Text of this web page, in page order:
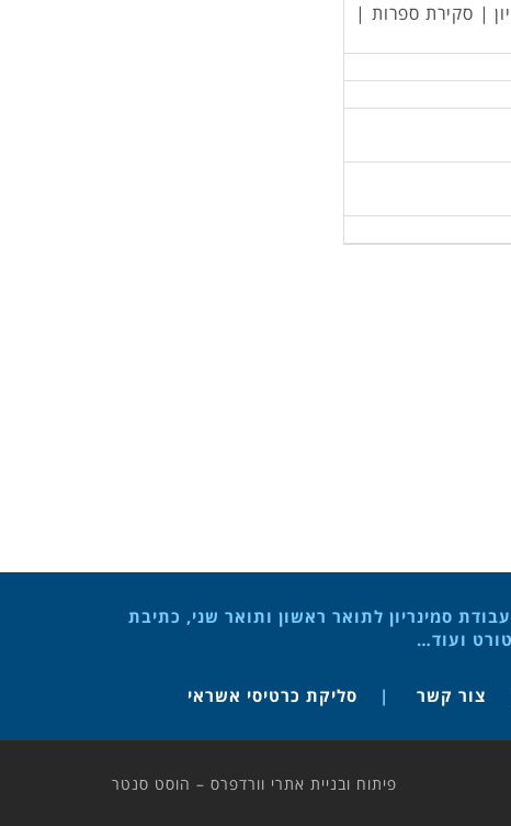
| סקירת ספרות |
סמינריון לתואר ראשון ותואר שני, כתיבת
ועוד…
צור קשר סליקת כרטיסי אשראי
פיתוח ובניית אתרי וורדפרס – הוסט סנטר